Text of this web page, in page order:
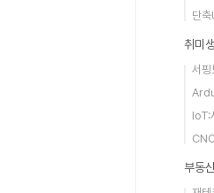
단
취미
서
IoT:
부동